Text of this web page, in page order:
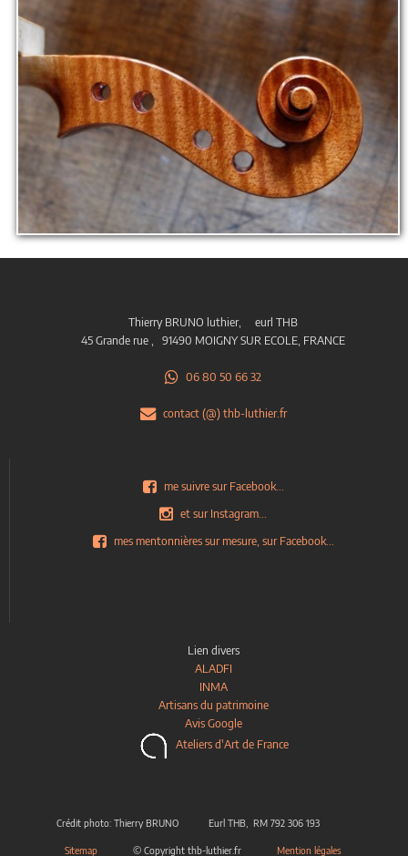
Thierry BRUNO luthier, eurl THB
45 Grande rue , 91490 MOIGNY SUR ECOLE, FRANCE
06 80 50 66 32
contact (@) thb-luthier.fr
me suivre sur Facebook...
et sur Instagram...
mes mentonnières sur mesure, sur Facebook...
Lien divers
ALADFI
INMA
Artisans du patrimoine
Avis Google
Ateliers d'Art de France
Crédit photo: Thierry BRUNO Eurl THB, RM 792 306 193
Sitemap © Copyright thb-luthier.fr Mention légales